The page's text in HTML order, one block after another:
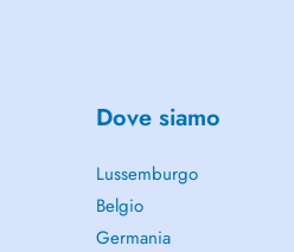
Dove siamo
Lussemburgo
Belgio
Germania